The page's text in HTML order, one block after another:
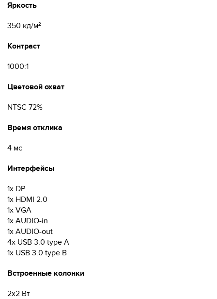
Яркость
350 кд/м²
Контраст
1000:1
Цветовой охват
NTSC 72%
Время отклика
4 мс
Интерфейсы
1x DP
1x HDMI 2.0
1x VGA
1x AUDIO-in
1x AUDIO-out
4x USB 3.0 type A
1x USB 3.0 type B
Встроенные колонки
2х2 Вт